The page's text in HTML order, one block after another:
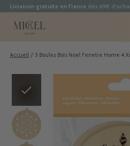
Livraison gratuite en France dès 69€
Accueil / 3 Boules Bois Noel Fenetre Home 4